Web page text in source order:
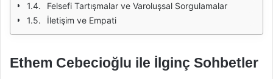
Felsefi Tartışmalar ve Varoluşsal Sorgulamalar
İletişim ve Empati
Ethem Cebecioğlu ile İlginç Sohbetler